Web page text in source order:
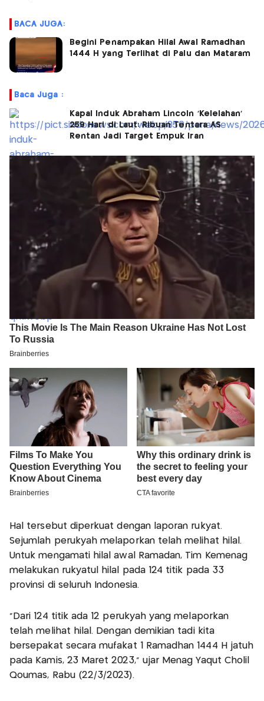
BACA JUGA:
Begini Penampakan Hilal Awal Ramadhan
1444 H yang Terlihat di Palu dan Mataram
Baca Juga :
Kapal Induk Abraham Lincoln 'Kelelahan'
259 Hari di Laut: Ribuan Tentara AS
Rentan Jadi Target Empuk Iran
Hal tersebut diperkuat dengan laporan rukyat.
Sejumlah perukyah melaporkan telah melihat hilal.
Untuk mengamati hilal awal Ramadan, Tim Kemenag
melakukan rukyatul hilal pada 124 titik pada 33
provinsi di seluruh Indonesia.
"Dari 124 titik ada 12 perukyah yang melaporkan
telah melihat hilal. Dengan demikian tadi kita
bersepakat secara mufakat 1 Ramadhan 1444 H jatuh
pada Kamis, 23 Maret 2023," ujar Menag Yaqut Cholil
Qoumas, Rabu (22/3/2023).